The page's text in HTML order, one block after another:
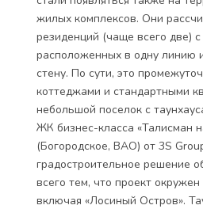
жилых комплексов. Они
резиденций (чаще всего две)
расположенных в одну
стену. По сути, это
коттеджами и стандартными
небольшой поселок с
ЖК бизнес-класса «Талисман
(Богородское, ВАО) от 3S
градостроительное решение
всего тем, что проект
включая «Лосиный Остров».